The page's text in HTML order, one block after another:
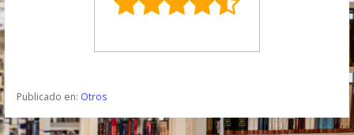
Publicado en: Otros